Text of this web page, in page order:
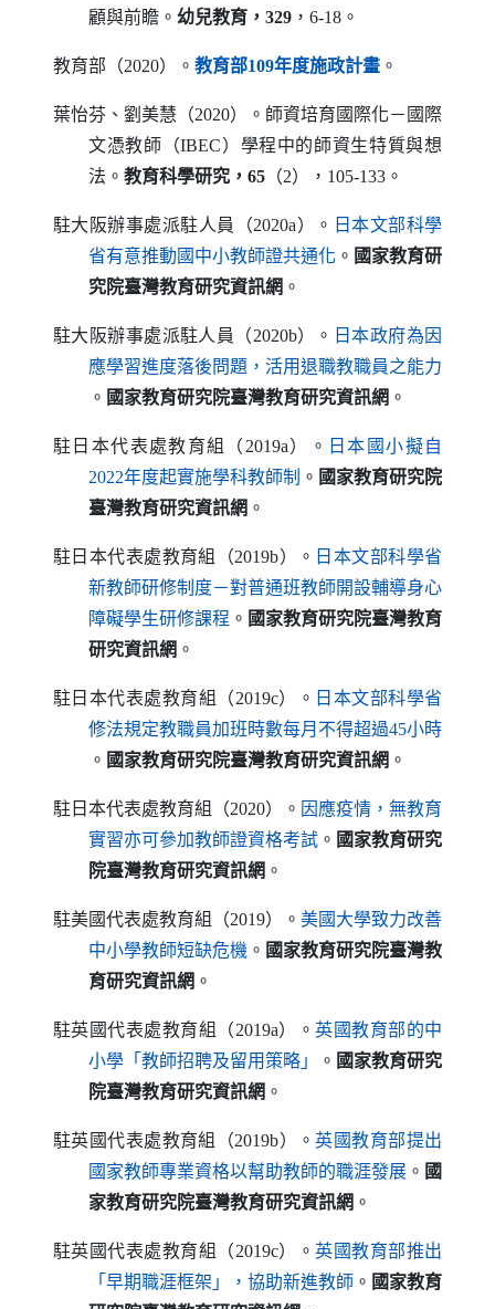
顧與前瞻。 幼兒教育，329 ，6-18。
教育部（2020）。 教育部109年度施政計畫（另開新視窗）
。
葉怡芬、劉美慧（2020）。師資培育國際化－國際
文憑教師（IBEC）學程中的師資生特質與想
法。 教育科學研究，65 （2），105-133。
駐大阪辦事處派駐人員（2020a）。 日本文部科學
省有意推動國中小教師證共通化（另開新視窗）
。 國家教育研
究院臺灣教育研究資訊網 。
駐大阪辦事處派駐人員（2020b）。 日本政府為因
應學習進度落後問題，活用退職教職員之能力
（另開新視窗）
。 國家教育研究院臺灣教育研究資訊網 。
駐日本代表處教育組（2019a）。 日本國小擬自
2022年度起實施學科教師制（另開新視窗）
。 國家教育研究院
臺灣教育研究資訊網 。
駐日本代表處教育組（2019b）。 日本文部科學省
新教師研修制度－對普通班教師開設輔導身心
障礙學生研修課程（另開新視窗）
。 國家教育研究院臺灣教育
研究資訊網 。
駐日本代表處教育組（2019c）。 日本文部科學省
修法規定教職員加班時數每月不得超過45小時
（另開新視窗）
。 國家教育研究院臺灣教育研究資訊網 。
駐日本代表處教育組（2020）。 因應疫情，無教育
實習亦可參加教師證資格考試（另開新視窗）
。 國家教育研究
院臺灣教育研究資訊網 。
駐美國代表處教育組（2019）。 美國大學致力改善
中小學教師短缺危機（另開新視窗）
。 國家教育研究院臺灣教
育研究資訊網 。
駐英國代表處教育組（2019a）。英國教育部的中
小學「教師招聘及留用策略」（另開新視窗）
。 國家教育研究
院臺灣教育研究資訊網 。
駐英國代表處教育組（2019b）。英國教育部提出
國家教師專業資格以幫助教師的職涯發展（另開新視窗）
。 國
家教育研究院臺灣教育研究資訊網 。
駐英國代表處教育組（2019c）。英國教育部推出
「早期職涯框架」，協助新進教師（另開新視窗）
。 國家教育